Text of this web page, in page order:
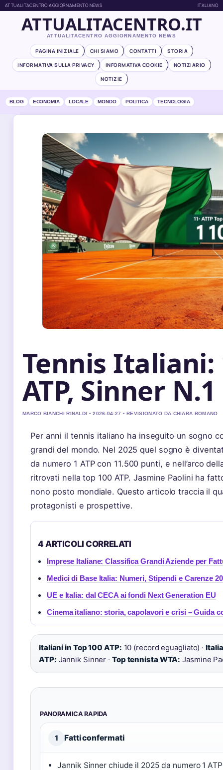
ATTUALITACENTRO AGGIORNAMENTO NEWS ITALIANO
ATTUALITACENTRO.IT
ATTUALITACENTRO AGGIORNAMENTO NEWS
PAGINA INIZIALE CHI SIAMO CONTATTI
STORIA
INFORMATIVA SULLA PRIVACY
INFORMATIVA COOKIE
NOTIZIARIO
NOTIZIE
BLOG ECONOMIA LOCALE MONDO POLITICA TECNOLOGIA
Tennis Italiani:
ATP, Sinner
MARCO BIANCHI RINALDI • 2026-04-27 • REVISIONATO DA CHIARA ROMANO
Per anni il tennis italiano ha inseguito un sogno
grandi del mondo. Nel 2025 quel sogno è
da numero 1 ATP con 11.500 punti, e nell’arco
ritrovati nella top 100 ATP. Jasmine Paolini ha
nono posto mondiale. Questo articolo traccia il
protagonisti e prospettive.
4 ARTICOLI CORRELATI
Imprese Italiane: Classifica Grandi Aziende per
Medici di Base Italia: Numeri, Stipendi e Carenze
UE e Italia: dal CECA ai fondi Next Generation EU
Cinema italiano: storia, capolavori e crisi – Guida
Italiani in Top 100 ATP: 10 (record eguagliato) ·
ATP: Jannik Sinner · Top tennista WTA: Jasmine
PANORAMICA RAPIDA
1 Fatti confermati
Jannik Sinner chiude il 2025 da numero 1